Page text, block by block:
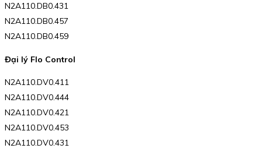
N2A110.DB0.431
N2A110.DB0.457
N2A110.DB0.459
Đại lý Flo Control
N2A110.DV0.411
N2A110.DV0.444
N2A110.DV0.421
N2A110.DV0.453
N2A110.DV0.431